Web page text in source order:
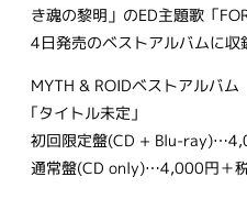
き魂の黎明」のED主題歌「
4日発売のベストアルバムに収
MYTH & ROIDベストアルバム
｢タイトル未定｣
初回限定盤(CD + Blu-
通常盤(CD only)…4,000円＋